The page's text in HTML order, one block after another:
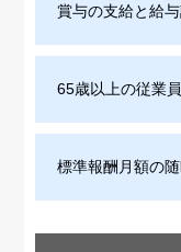
賞与の支給と給
65歳以上の従業
標準報酬月額の